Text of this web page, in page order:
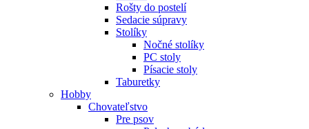
Rošty do postelí
Sedacie súpravy
Stolíky
Nočné stolíky
PC stoly
Písacie stoly
Taburetky
Hobby
Chovateľstvo
Pre psov